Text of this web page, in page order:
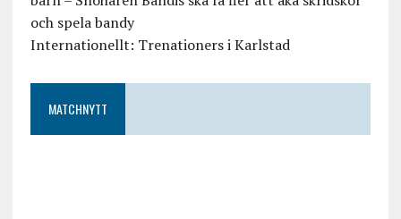
och spela bandy
Internationellt: Trenationers i Karlstad
MATCHNYTT